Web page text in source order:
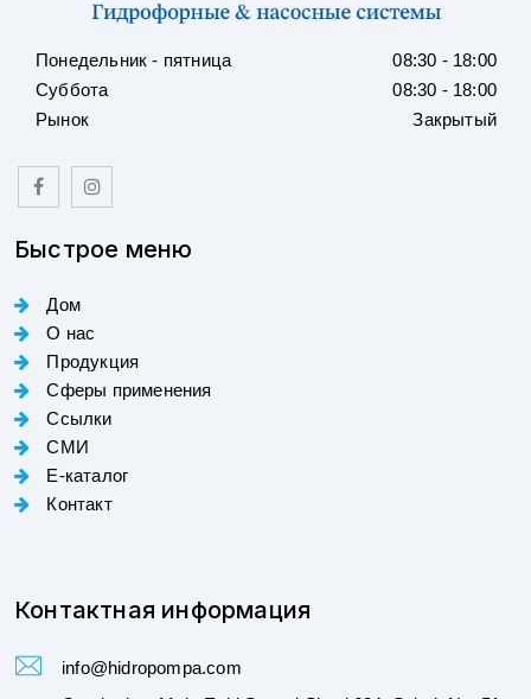
Понедельник - пятница
08:30 - 18:00
Суббота
08:30 - 18:00
Рынок
Закрытый
Быстрое меню
Дом
О нас
Продукция
Сферы применения
Ссылки
СМИ
E-каталог
Контакт
Контактная информация
info@hidropompa.com